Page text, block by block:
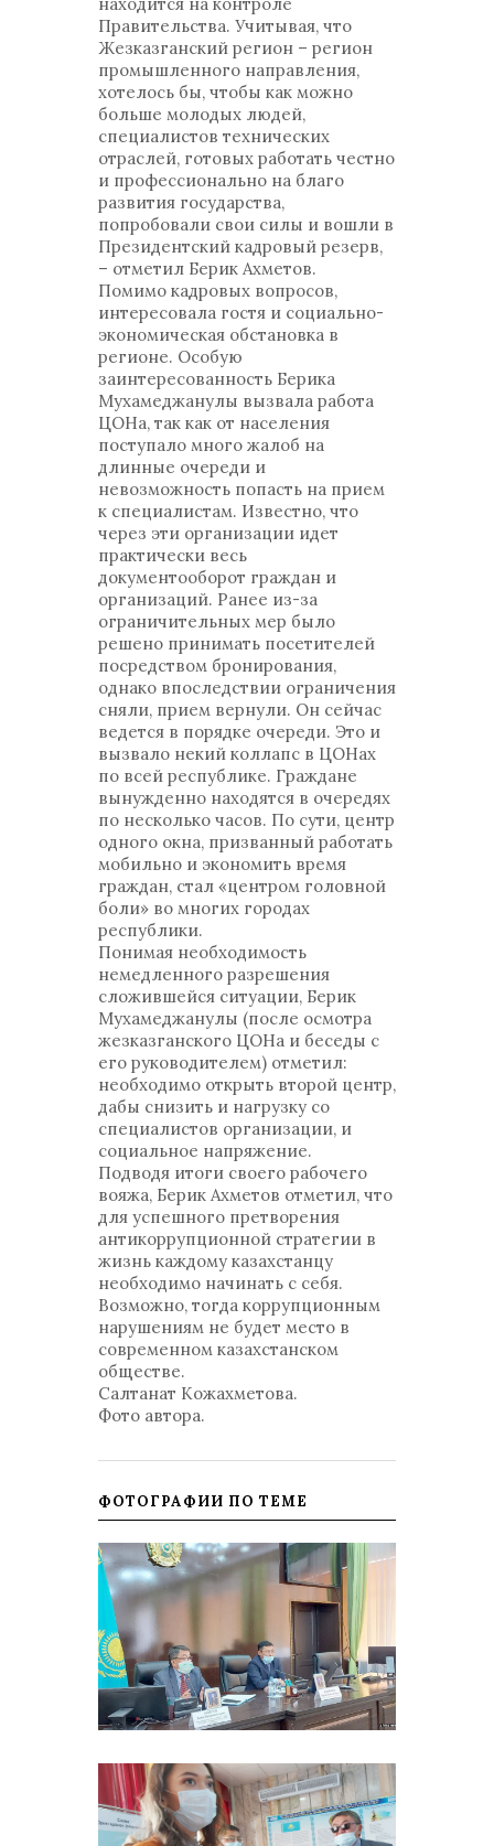
Правительства. Учитывая, что
Жезказганский регион – регион
промышленного направления,
хотелось бы, чтобы как можно
больше молодых людей,
специалистов технических
отраслей, готовых работать честно
и профессионально на благо
развития государства,
попробовали свои силы и вошли в
Президентский кадровый резерв,
– отметил Берик Ахметов.
Помимо кадровых вопросов,
интересовала гостя и социально-
экономическая обстановка в
регионе. Особую
заинтересованность Берика
Мухамеджанулы вызвала работа
ЦОНа, так как от населения
поступало много жалоб на
длинные очереди и
невозможность попасть на прием
к специалистам. Известно, что
через эти организации идет
практически весь
документооборот граждан и
организаций. Ранее из-за
ограничительных мер было
решено принимать посетителей
посредством бронирования,
однако впоследствии ограничения
сняли, прием вернули. Он сейчас
ведется в порядке очереди. Это и
вызвало некий коллапс в ЦОНах
по всей республике. Граждане
вынужденно находятся в очередях
по несколько часов. По сути, центр
одного окна, призванный работать
мобильно и экономить время
граждан, стал «центром головной
боли» во многих городах
республики.
Понимая необходимость
немедленного разрешения
сложившейся ситуации, Берик
Мухамеджанулы (после осмотра
жезказганского ЦОНа и беседы с
его руководителем) отметил:
необходимо открыть второй центр,
дабы снизить и нагрузку со
специалистов организации, и
социальное напряжение.
Подводя итоги своего рабочего
вояжа, Берик Ахметов отметил, что
для успешного претворения
антикоррупционной стратегии в
жизнь каждому казахстанцу
необходимо начинать с себя.
Возможно, тогда коррупционным
нарушениям не будет место в
современном казахстанском
обществе.
Салтанат Кожахметова.
Фото автора.
ФОТОГРАФИИ ПО ТЕМЕ